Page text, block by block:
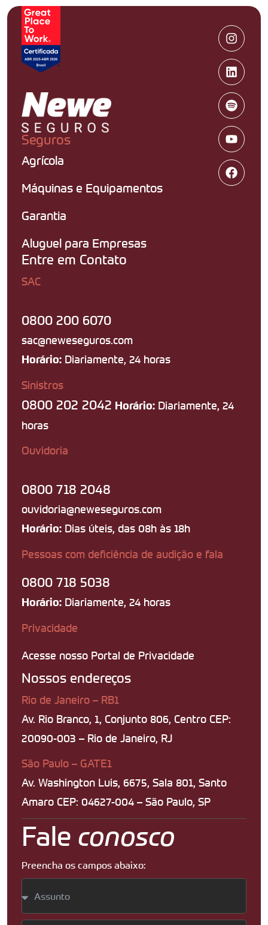
Seguros
Agrícola
Máquinas e Equipamentos
Garantia
Aluguel para Empresas
Entre em Contato
SAC
0800 200 6070
sac@neweseguros.com
Horário: Diariamente, 24 horas
Sinistros
0800 202 2042 Horário: Diariamente, 24
horas
Ouvidoria
0800 718 2048
ouvidoria@neweseguros.com
Horário: Dias úteis, das 08h às 18h
Pessoas com deficiência de audição e fala
0800 718 5038
Horário: Diariamente, 24 horas
Privacidade
Acesse nosso Portal de Privacidade
Nossos endereços
Rio de Janeiro – RB1
Av. Rio Branco, 1, Conjunto 806, Centro CEP:
20090-003 – Rio de Janeiro, RJ
São Paulo – GATE1
Av. Washington Luis, 6675, Sala 801, Santo
Amaro CEP: 04627-004 – São Paulo, SP
Fale conosco
Preencha os campos abaixo: